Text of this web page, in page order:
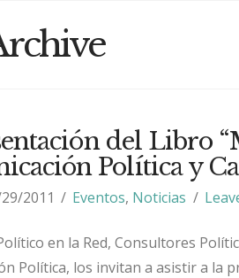
del Libro
Política y
2011 Eventos, Noticias
en la Red, Consultores
Política, los invitan a asistir a la